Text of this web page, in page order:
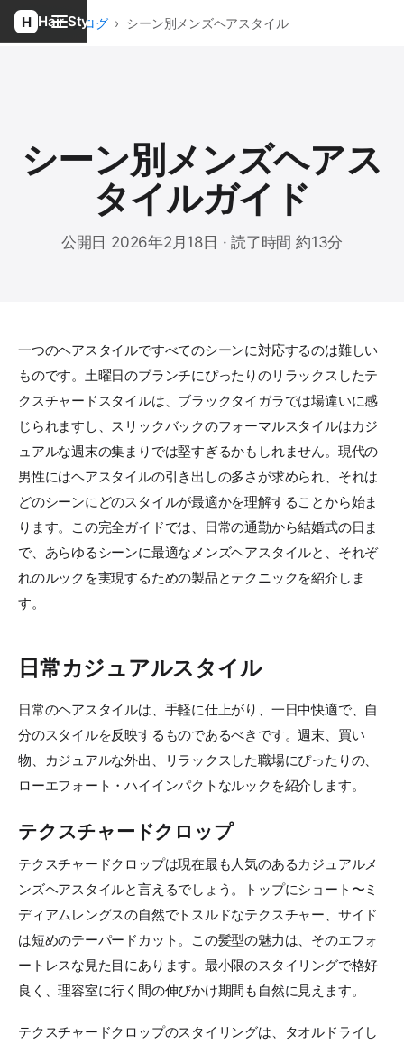
Hair Style
ホーム › ブログ › シーン別メンズヘアスタイル
シーン別メンズヘアス
タイルガイド
公開日 2026年2月18日 · 読了時間 約13分
一つのヘアスタイルですべてのシーンに対応するのは難しい
ものです。土曜日のブランチにぴったりのリラックスしたテ
クスチャードスタイルは、ブラックタイガラでは場違いに感
じられますし、スリックバックのフォーマルスタイルはカジ
ュアルな週末の集まりでは堅すぎるかもしれません。現代の
男性にはヘアスタイルの引き出しの多さが求められ、それは
どのシーンにどのスタイルが最適かを理解することから始ま
ります。この完全ガイドでは、日常の通勤から結婚式の日ま
で、あらゆるシーンに最適なメンズヘアスタイルと、それぞ
れのルックを実現するための製品とテクニックを紹介しま
す。
日常カジュアルスタイル
日常のヘアスタイルは、手軽に仕上がり、一日中快適で、自
分のスタイルを反映するものであるべきです。週末、買い
物、カジュアルな外出、リラックスした職場にぴったりの、
ローエフォート・ハイインパクトなルックを紹介します。
テクスチャードクロップ
テクスチャードクロップは現在最も人気のあるカジュアルメ
ンズヘアスタイルと言えるでしょう。トップにショート〜ミ
ディアムレングスの自然でトスルドなテクスチャー、サイド
は短めのテーパードカット。この髪型の魅力は、そのエフォ
ートレスな見た目にあります。最小限のスタイリングで格好
良く、理容室に行く間の伸びかけ期間も自然に見えます。
テクスチャードクロップのスタイリングは、タオルドライし